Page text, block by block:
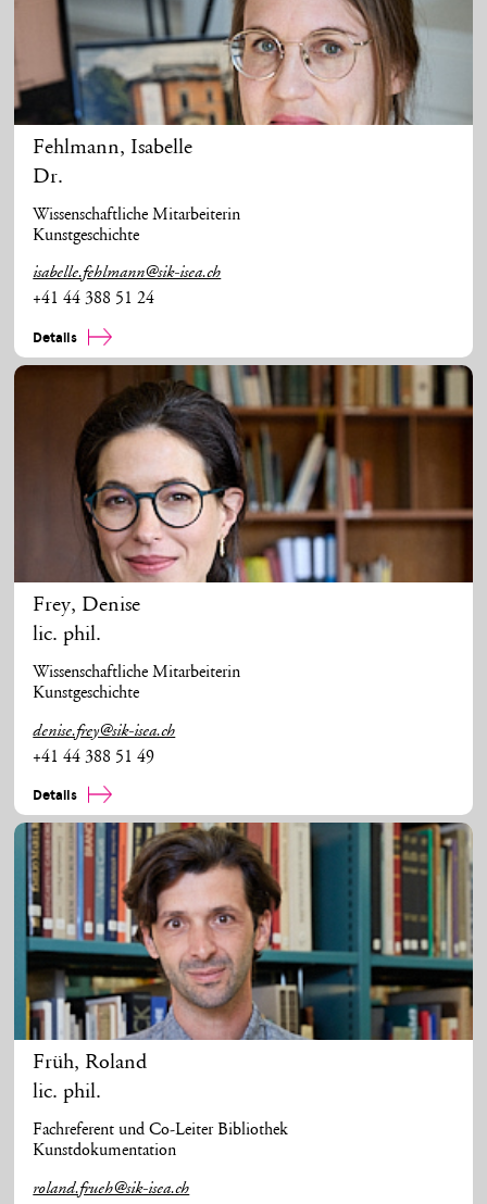
Fehlmann,Isabelle
Dr.
Wissenschaftliche Mitarbeiterin
Kunstgeschichte
isabelle.fehlmann@sik-isea.ch
+41 44 388 51 24
Details
Frey, Denise
lic. phil.
Wissenschaftliche Mitarbeiterin
Kunstgeschichte
denise.frey@sik-isea.ch
+41 44 388 51 49
Details
Früh, Roland
lic. phil.
Fachreferent und Co-Leiter Bibliothek
Kunstdokumentation
roland.frueh@sik-isea.ch